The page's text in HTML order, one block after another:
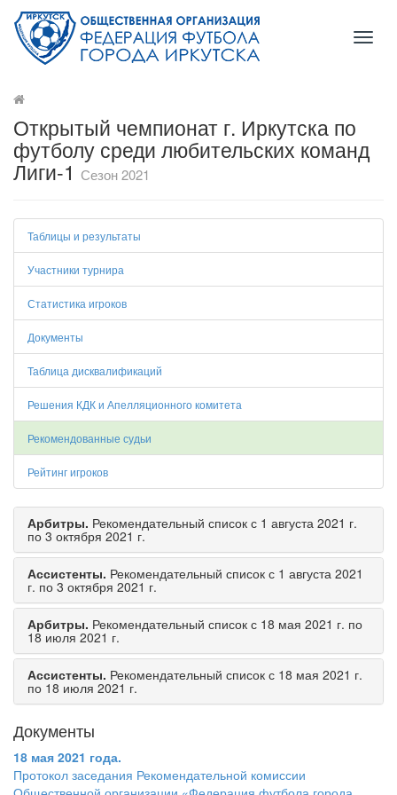
Открытый чемпионат г. Иркутска по
футболу среди любительских команд
Лиги-1 Сезон 2021
Таблицы и результаты
Участники турнира
Статистика игроков
Документы
Таблица дисквалификаций
Решения КДК и Апелляционного комитета
Рекомендованные судьи
Рейтинг игроков
Арбитры. Рекомендательный список с 1 августа 2021 г.
по 3 октября 2021 г.
Ассистенты. Рекомендательный список с 1 августа 2021
г. по 3 октября 2021 г.
Арбитры. Рекомендательный список с 18 мая 2021 г. по
18 июля 2021 г.
Ассистенты. Рекомендательный список с 18 мая 2021 г.
по 18 июля 2021 г.
Документы
18 мая 2021 года.
Протокол заседания Рекомендательной комиссии